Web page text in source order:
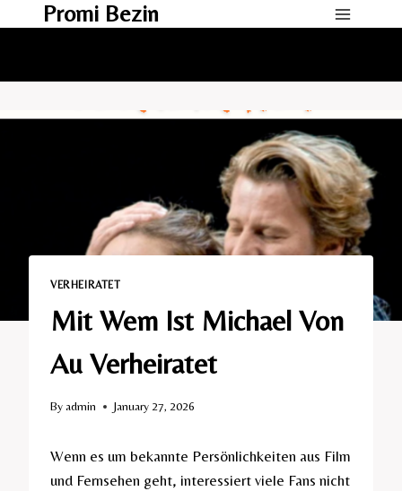
Promi Bezin
VERHEIRATET​
Mit Wem Ist Michael Von
Au Verheiratet​
Byadmin January 27, 2026
Wenn es um bekannte Persönlichkeiten aus Film
und Fernsehen geht, interessiert viele Fans nicht